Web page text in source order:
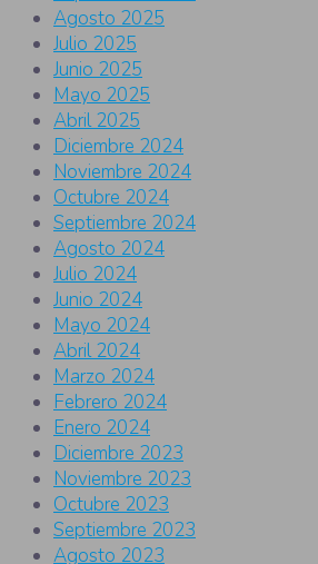
Agosto 2025
Julio 2025
Junio 2025
Mayo 2025
Abril 2025
Diciembre 2024
Noviembre 2024
Octubre 2024
Septiembre 2024
Agosto 2024
Julio 2024
Junio 2024
Mayo 2024
Abril 2024
Marzo 2024
Febrero 2024
Enero 2024
Diciembre 2023
Noviembre 2023
Octubre 2023
Septiembre 2023
Agosto 2023